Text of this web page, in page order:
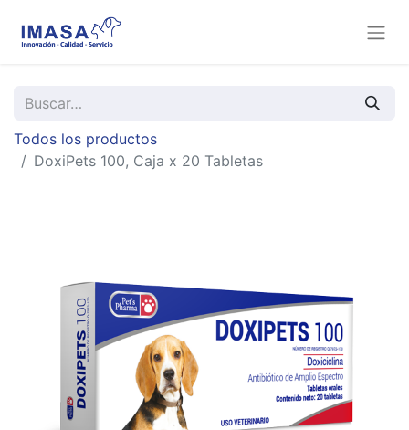
Todos los productos
DoxiPets 100, Caja x 20 Tabletas